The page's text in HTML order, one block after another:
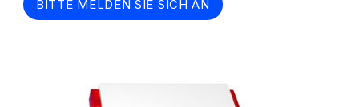
BITTE MELDEN SIE SICH AN